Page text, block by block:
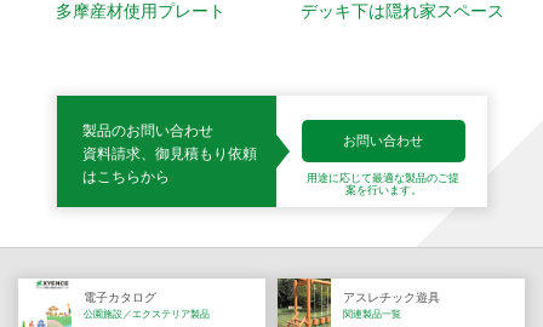
多摩産材使用プレート デッキ下は隠れ家スペース
製品のお問い合わせ
資料請求、御見積もり依頼
はこちらから
お問い合わせ
用途に応じて最適な製品のご提
案を行います。
電子カタログ
公園施設／エクステリア製品
アスレチック遊具
関連製品一覧